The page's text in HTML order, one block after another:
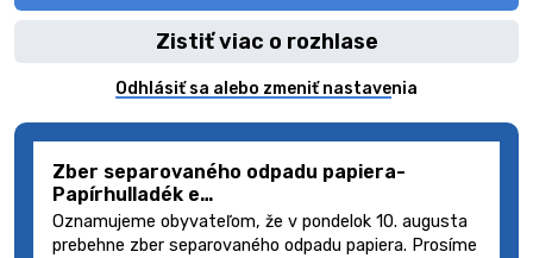
Zistiť viac o rozhlase
Odhlásiť sa alebo zmeniť nastavenia
Zber separovaného odpadu papiera-
Papírhulladék e…
Oznamujeme obyvateľom, že v pondelok 10. augusta
prebehne zber separovaného odpadu papiera. Prosíme